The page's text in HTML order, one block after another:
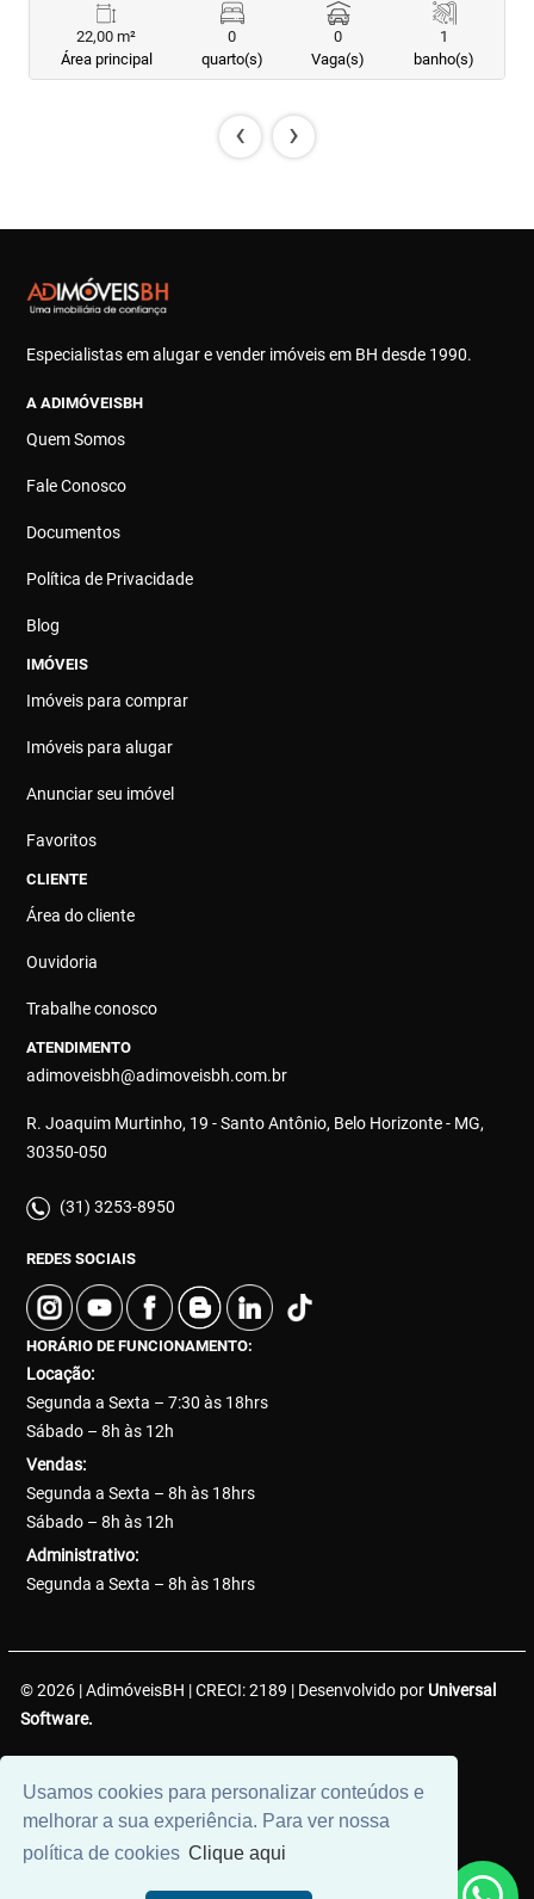
Usamos cookies para personalizar conteúdos e
melhorar a sua experiência. Para ver nossa
política de cookies Clique aqui
22,00 m²
Área principal
0
quarto(s)
0
Vaga(s)
1
banho(s)
‹ ›
Especialistas em alugar e vender imóveis em BH desde 1990.
A ADIMÓVEISBH
Quem Somos
Fale Conosco
Documentos
Política de Privacidade
Blog
IMÓVEIS
Imóveis para comprar
Imóveis para alugar
Anunciar seu imóvel
Favoritos
CLIENTE
Área do cliente
Ouvidoria
Trabalhe conosco
ATENDIMENTO
adimoveisbh@adimoveisbh.com.br
R. Joaquim Murtinho, 19 - Santo Antônio, Belo Horizonte - MG,
30350-050
(31) 3253-8950
REDES SOCIAIS
HORÁRIO DE FUNCIONAMENTO:
Locação:
Segunda a Sexta – 7:30 às 18hrs
Sábado – 8h às 12h
Vendas:
Segunda a Sexta – 8h às 18hrs
Sábado – 8h às 12h
Administrativo:
Segunda a Sexta – 8h às 18hrs
© 2026 | AdimóveisBH | CRECI: 2189 | Desenvolvido por Universal
Software.
38.737.425/0001-50